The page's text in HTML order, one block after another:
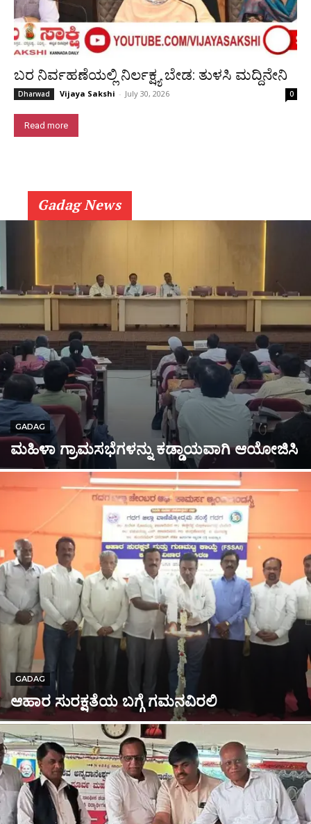
ಬರ ನಿರ್ವಹಣೆಯಲ್ಲಿ ನಿರ್ಲಕ್ಷ್ಯ ಬೇಡ: ತುಳಸಿ ಮದ್ದಿನೇನಿ
Dharwad Vijaya Sakshi - July 30, 2026 0
Read more
Gadag News
GADAG
ಮಹಿಳಾ ಗ್ರಾಮಸಭೆಗಳನ್ನು ಕಡ್ಡಾಯವಾಗಿ ಆಯೋಜಿಸಿ
GADAG
ಆಹಾರ ಸುರಕ್ಷತೆಯ ಬಗ್ಗೆ ಗಮನವಿರಲಿ